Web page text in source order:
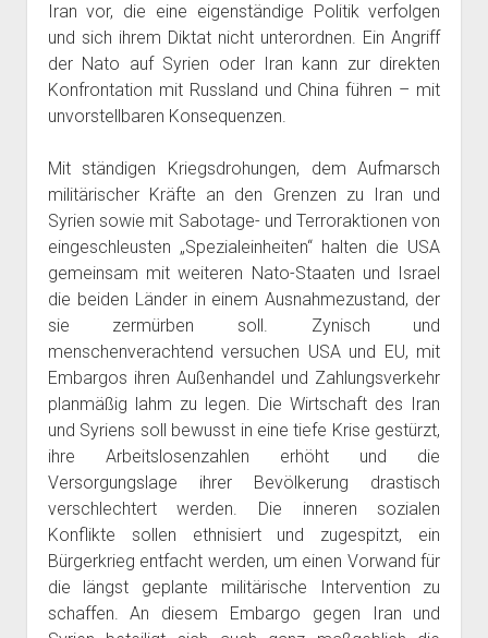
Iran vor, die eine eigenständige Politik verfolgen
und sich ihrem Diktat nicht unterordnen. Ein Angriff
der Nato auf Syrien oder Iran kann zur direkten
Konfrontation mit Russland und China führen – mit
unvorstellbaren Konsequenzen.
Mit ständigen Kriegsdrohungen, dem Aufmarsch
militärischer Kräfte an den Grenzen zu Iran und
Syrien sowie mit Sabotage- und Terroraktionen von
eingeschleusten „Spezialeinheiten“ halten die USA
gemeinsam mit weiteren Nato-Staaten und Israel
die beiden Länder in einem Ausnahmezustand, der
sie zermürben soll. Zynisch und
menschenverachtend versuchen USA und EU, mit
Embargos ihren Außenhandel und Zahlungsverkehr
planmäßig lahm zu legen. Die Wirtschaft des Iran
und Syriens soll bewusst in eine tiefe Krise gestürzt,
ihre Arbeitslosenzahlen erhöht und die
Versorgungslage ihrer Bevölkerung drastisch
verschlechtert werden. Die inneren sozialen
Konflikte sollen ethnisiert und zugespitzt, ein
Bürgerkrieg entfacht werden, um einen Vorwand für
die längst geplante militärische Intervention zu
schaffen. An diesem Embargo gegen Iran und